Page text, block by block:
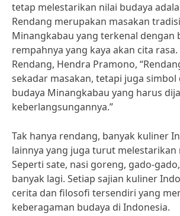
tetap melestarikan nilai budaya
Rendang merupakan masakan
Minangkabau yang terkenal dengan
rempahnya yang kaya akan cita
Rendang, Hendra Pramono,
sekadar masakan, tetapi juga simbol
budaya Minangkabau yang harus
keberlangsungannya.”
Tak hanya rendang, banyak kuliner
lainnya yang juga turut melestarikan
Seperti sate, nasi goreng, gado-
banyak lagi. Setiap sajian kuliner
cerita dan filosofi tersendiri yang
keberagaman budaya di Indonesia.